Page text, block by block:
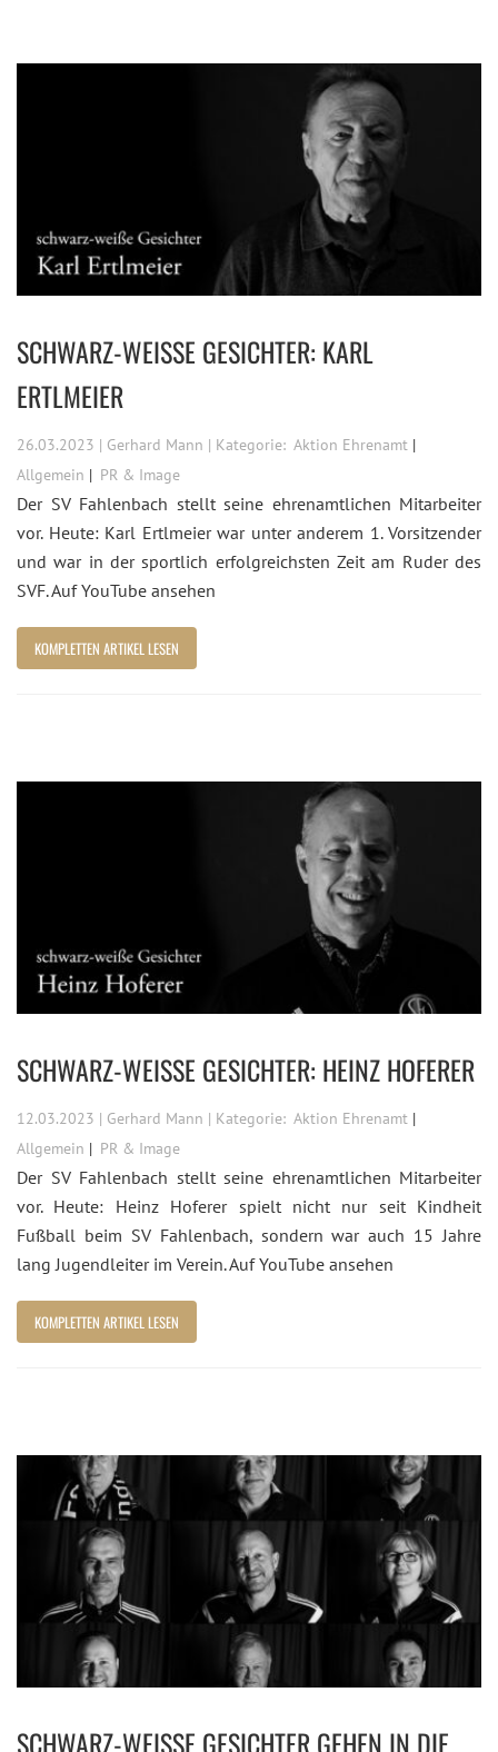
SCHWARZ-WEISSE GESICHTER: KARL E
RTLMEIER
26.03.2023 | Gerhard Mann | Kategorie: Aktion Ehrenamt
Allgemein
PR & Image
Der SV Fahlenbach stellt seine ehrenamtlichen Mitarbeiter
vor. Heute: Karl Ertlmeier war unter anderem 1. Vorsitzender
und war in der sportlich erfolgreichsten Zeit am Ruder des
SVF. Auf YouTube ansehen
KOMPLETTEN ARTIKEL LESEN
SCHWARZ-WEISSE GESICHTER: HEINZ HOFERER
12.03.2023 | Gerhard Mann | Kategorie: Aktion Ehrenamt
Allgemein
PR & Image
Der SV Fahlenbach stellt seine ehrenamtlichen Mitarbeiter
vor. Heute: Heinz Hoferer spielt nicht nur seit Kindheit
Fußball beim SV Fahlenbach, sondern war auch 15 Jahre
lang Jugendleiter im Verein. Auf YouTube ansehen
KOMPLETTEN ARTIKEL LESEN
SCHWARZ-WEISSE GESICHTER GEHEN IN DIE Z